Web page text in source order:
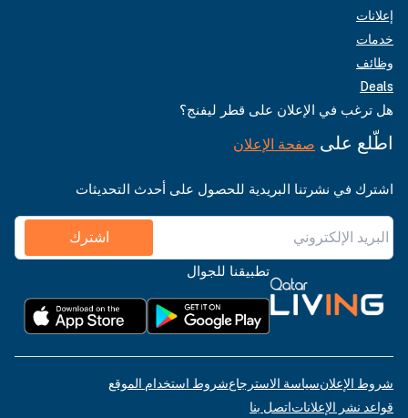
إعلانات
خدمات
وظائف
Deals
هل ترغب في الإعلان على قطر ليفنج؟
اطّلع على صفحة الإعلان
اشترك في نشرتنا البريدية للحصول على أحدث التحديثات
اشترك
تطبيقنا للجوال
شروط الإعلانسياسة الاسترجاعشروط استخدام الموقع
قواعد نشر الإعلاناتاتصل بنا